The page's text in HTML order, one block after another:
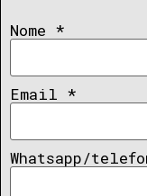
Nome *
Email *
Whatsapp/